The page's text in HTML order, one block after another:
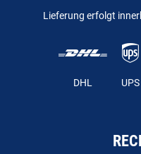
Lieferung erfolgt
DHL UPS